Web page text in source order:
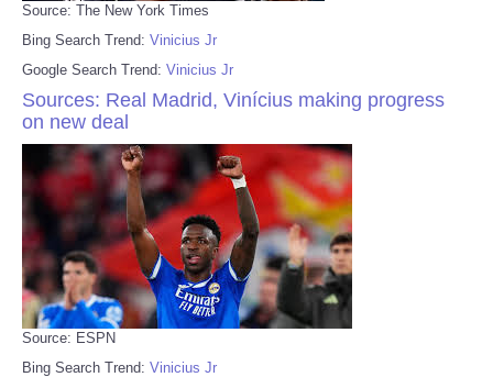
Source: The New York Times
Bing Search Trend: Vinicius Jr
Google Search Trend: Vinicius Jr
Sources: Real Madrid, Vinícius making progress
on new deal
Source: ESPN
Bing Search Trend: Vinicius Jr